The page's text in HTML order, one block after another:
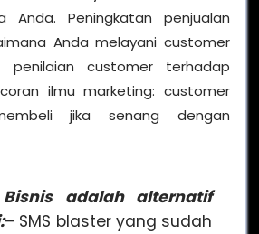
Anda. Peningkatan penjualan
Anda melayani customer
penilaian customer terhadap
ilmu marketing: customer
jika senang dengan
adalah alternatif
– SMS blaster yang sudah